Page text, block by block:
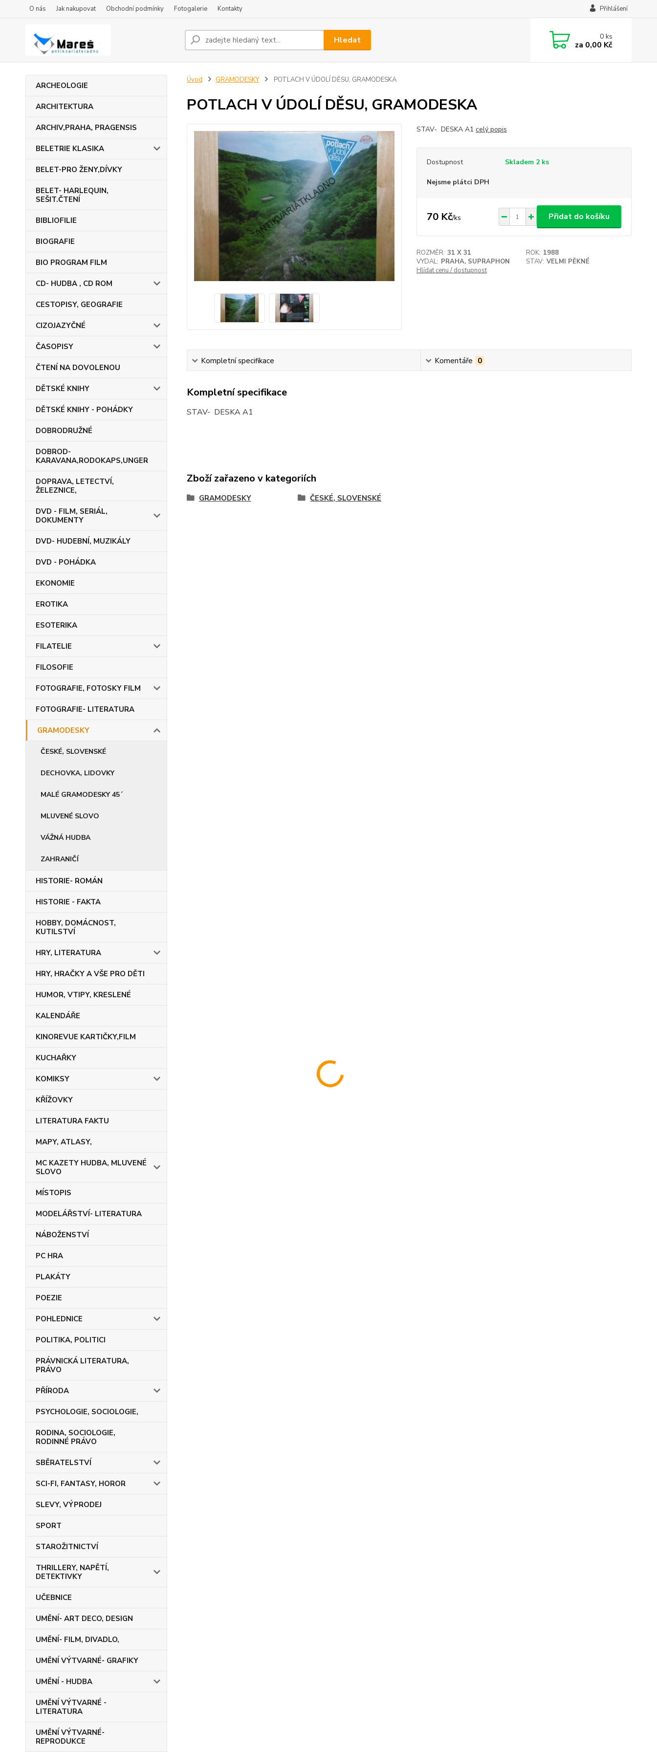
O nás Jak nakupovat Obchodní podmínky Fotogalerie Kontakty Přihlášení
Hledat 0ks
za 0,00 Kč
ARCHEOLOGIE
ARCHITEKTURA
ARCHIV,PRAHA, PRAGENSIS
BELETRIE KLASIKA
BELET-PRO ŽENY,DÍVKY
BELET- HARLEQUIN,
SEŠIT.ČTENÍ
BIBLIOFILIE
BIOGRAFIE
BIO PROGRAM FILM
CD- HUDBA , CD ROM
CESTOPISY, GEOGRAFIE
CIZOJAZYČNÉ
ČASOPISY
ČTENÍ NA DOVOLENOU
DĚTSKÉ KNIHY
DĚTSKÉ KNIHY - POHÁDKY
DOBRODRUŽNÉ
DOBROD-
KARAVANA,RODOKAPS,UNGER
DOPRAVA, LETECTVÍ,
ŽELEZNICE,
DVD - FILM, SERIÁL,
DOKUMENTY
DVD- HUDEBNÍ, MUZIKÁLY
DVD - POHÁDKA
EKONOMIE
EROTIKA
ESOTERIKA
FILATELIE
FILOSOFIE
FOTOGRAFIE, FOTOSKY FILM
FOTOGRAFIE- LITERATURA
GRAMODESKY
ČESKÉ, SLOVENSKÉ
DECHOVKA, LIDOVKY
MALÉ GRAMODESKY 45´
MLUVENÉ SLOVO
VÁŽNÁ HUDBA
ZAHRANIČÍ
HISTORIE- ROMÁN
HISTORIE - FAKTA
HOBBY, DOMÁCNOST,
KUTILSTVÍ
HRY, LITERATURA
HRY, HRAČKY A VŠE PRO DĚTI
HUMOR, VTIPY, KRESLENÉ
KALENDÁŘE
KINOREVUE KARTIČKY,FILM
KUCHAŘKY
KOMIKSY
KŘÍŽOVKY
LITERATURA FAKTU
MAPY, ATLASY,
MC KAZETY HUDBA, MLUVENÉ
SLOVO
MÍSTOPIS
MODELÁŘSTVÍ- LITERATURA
NÁBOŽENSTVÍ
PC HRA
PLAKÁTY
POEZIE
POHLEDNICE
POLITIKA, POLITICI
PRÁVNICKÁ LITERATURA,
PRÁVO
PŘÍRODA
PSYCHOLOGIE, SOCIOLOGIE,
RODINA, SOCIOLOGIE,
RODINNÉ PRÁVO
SBĚRATELSTVÍ
SCI-FI, FANTASY, HOROR
SLEVY, VÝPRODEJ
SPORT
STAROŽITNICTVÍ
THRILLERY, NAPĚTÍ,
DETEKTIVKY
UČEBNICE
UMĚNÍ- ART DECO, DESIGN
UMĚNÍ- FILM, DIVADLO,
UMĚNÍ VÝTVARNÉ- GRAFIKY
UMĚNÍ - HUDBA
UMĚNÍ VÝTVARNÉ -
LITERATURA
UMĚNÍ VÝTVARNÉ-
REPRODUKCE
Úvod GRAMODESKY POTLACH V ÚDOLÍ DĚSU, GRAMODESKA
POTLACH V ÚDOLÍ DĚSU, GRAMODESKA
STAV- DESKA A1 celý popis
Dostupnost Skladem 2 ks
Nejsme plátci DPH
70 Kč/ks Přidat do košíku
ROZMĚR: 31 X 31 ROK: 1988
VYDAL: PRAHA, SUPRAPHON STAV: VELMI PĚKNÉ
Hlídat cenu / dostupnost
Kompletní specifikace Komentáře 0
Kompletní specifikace
STAV- DESKA A1
Zboží zařazeno v kategoriích
GRAMODESKY ČESKÉ, SLOVENSKÉ